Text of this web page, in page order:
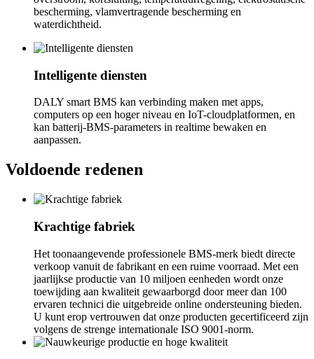
bescherming, vlamvertragende bescherming en
waterdichtheid.
Intelligente diensten
DALY smart BMS kan verbinding maken met apps,
computers op een hoger niveau en IoT-cloudplatformen, en
kan batterij-BMS-parameters in realtime bewaken en
aanpassen.
Voldoende redenen
Krachtige fabriek
Het toonaangevende professionele BMS-merk biedt directe
verkoop vanuit de fabrikant en een ruime voorraad. Met een
jaarlijkse productie van 10 miljoen eenheden wordt onze
toewijding aan kwaliteit gewaarborgd door meer dan 100
ervaren technici die uitgebreide online ondersteuning bieden.
U kunt erop vertrouwen dat onze producten gecertificeerd zijn
volgens de strenge internationale ISO 9001-norm.